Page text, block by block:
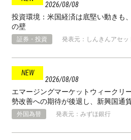
2026 08 08
投資環境：米国経済は底堅い動きも
の壁
証券・投資 発表元：しんきんアセ
2026 08 08
エマージングマーケットウィークリ
勢改善への期待が後退し、新興国通
外国為替 発表元：みずほ銀行